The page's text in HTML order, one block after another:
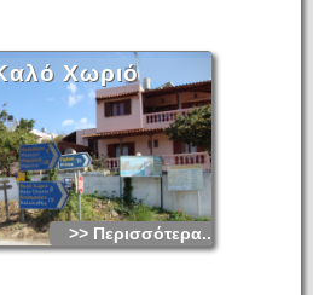
Χωριό
>> Περισσότερα...